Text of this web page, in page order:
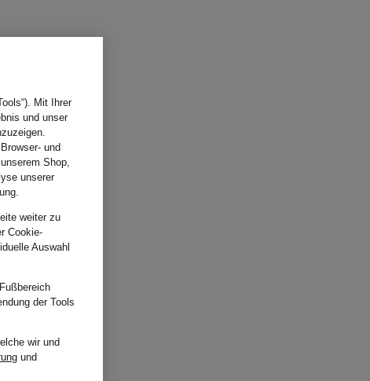
Mit Ihrer
und unser
und
Shop,
unserer
weiter zu
Cookie-
Auswahl
der Tools
wir und
und